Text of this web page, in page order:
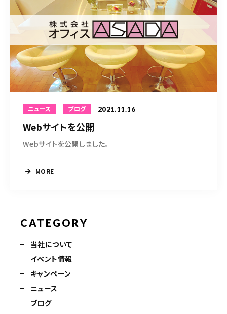
ニュース ブログ 2021.11.16
Webサイトを公開
Webサイトを公開しました。
MORE
CATEGORY
当社について
イベント情報
キャンペーン
ニュース
ブログ
ブログ
アクセス
0297-72-2401
営業時間
お問い合わせはこちら